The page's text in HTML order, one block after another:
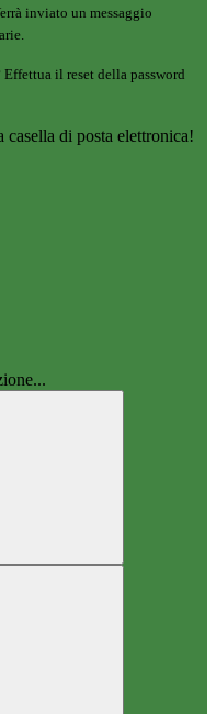
inviato un messaggio
il reset della password
di posta elettronica!